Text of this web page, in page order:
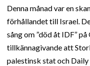
Denna månad var en
förhållandet till Israel.
sång om ”död åt IDF”
tillkännagivande att
palestinsk stat och